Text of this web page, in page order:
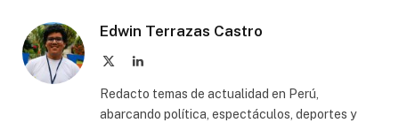
Edwin Terrazas Castro
LinkedIn
Redacto temas de actualidad en Perú,
abarcando política, espectáculos, deportes y